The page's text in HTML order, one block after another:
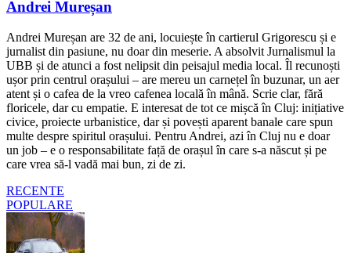
Andrei Mureșan
Andrei Mureșan are 32 de ani, locuiește în cartierul Grigorescu și e
jurnalist din pasiune, nu doar din meserie. A absolvit Jurnalismul la
UBB și de atunci a fost nelipsit din peisajul media local. Îl recunoști
ușor prin centrul orașului – are mereu un carnețel în buzunar, un aer
atent și o cafea de la vreo cafenea locală în mână. Scrie clar, fără
floricele, dar cu empatie. E interesat de tot ce mișcă în Cluj: inițiative
civice, proiecte urbanistice, dar și povești aparent banale care spun
multe despre spiritul orașului. Pentru Andrei, azi în Cluj nu e doar
un job – e o responsabilitate față de orașul în care s-a născut și pe
care vrea să-l vadă mai bun, zi de zi.
RECENTE
POPULARE